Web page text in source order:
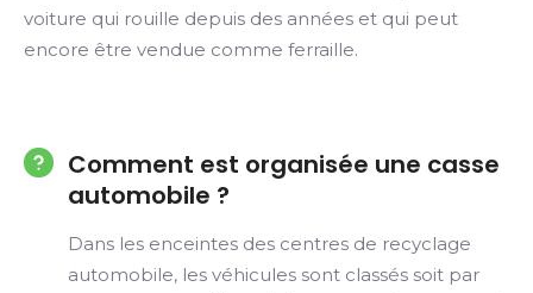
voiture qui rouille depuis des années et qui peut
encore être vendue comme ferraille.
Comment est organisée une casse
automobile ?
Dans les enceintes des centres de recyclage
automobile, les véhicules sont classés soit par